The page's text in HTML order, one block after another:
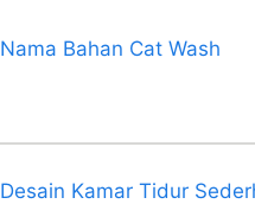
Nama Bahan Cat Wash
Desain Kamar Tidur